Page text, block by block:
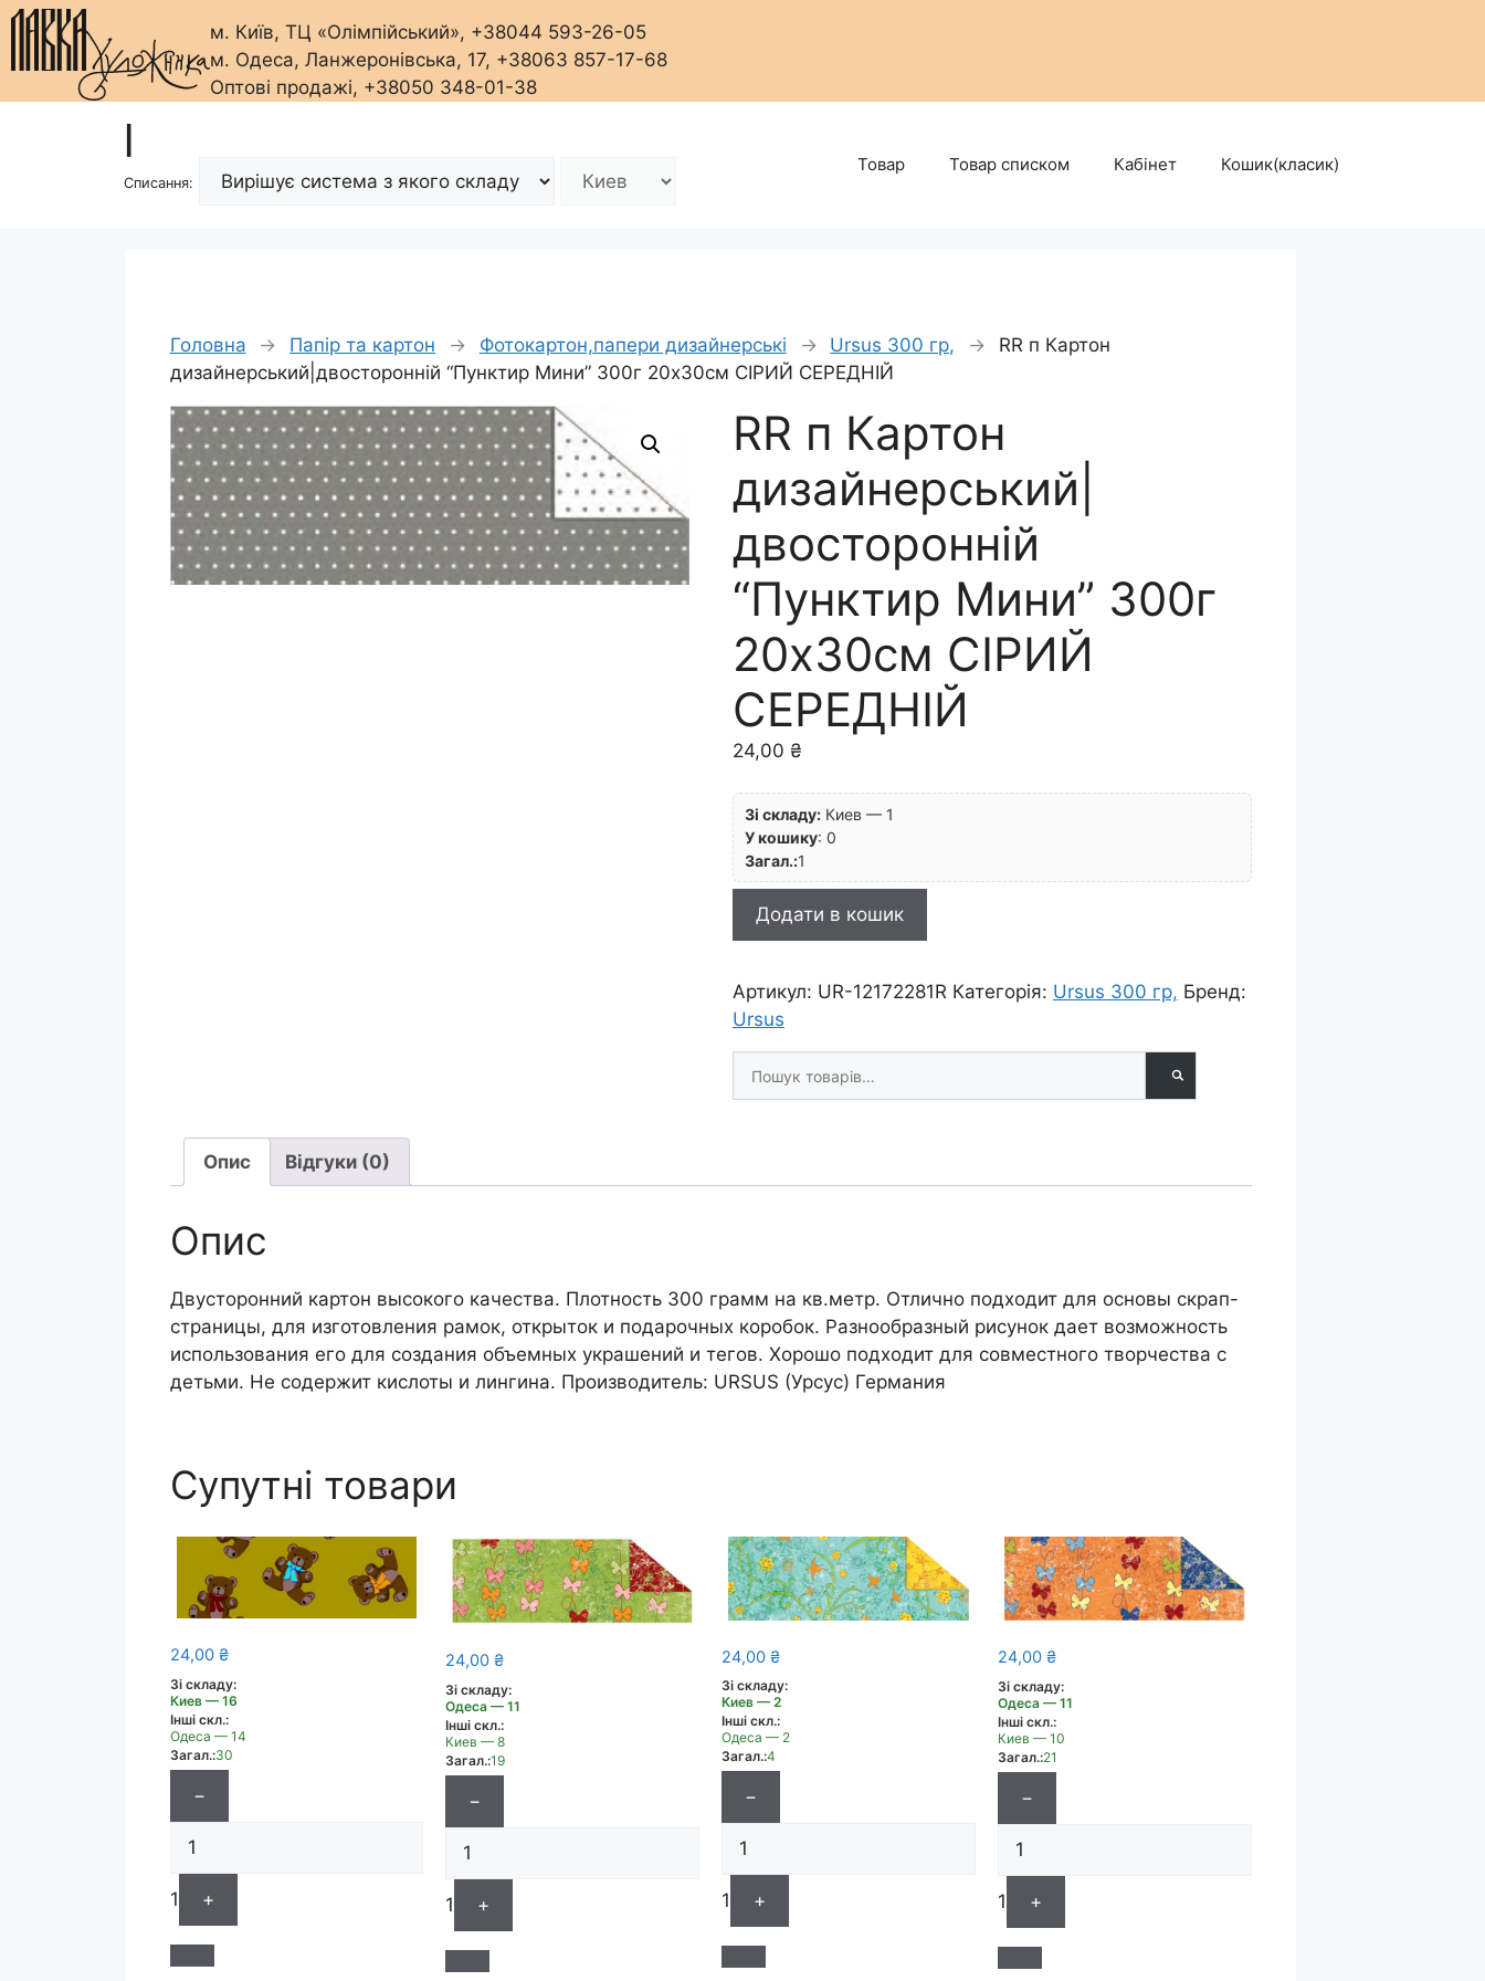
м. Київ, ТЦ «Олімпійський», +38044 593-26-05
м. Одеса, Ланжеронівська, 17, +38063 857-17-68
Оптові продажі, +38050 348-01-38
Списання:
Товар Товар списком Кабінет Кошик(класик)
Головна → Папір та картон → Фотокартон,папери дизайнерські → Ursus 300 гр, →
RR п Картон
дизайнерський|двосторонній “Пунктир Мини” 300г 20х30см СІРИЙ СЕРЕДНІЙ
RR п Картон
дизайнерський|
двосторонній
“Пунктир Мини” 300г
20х30см СІРИЙ
СЕРЕДНІЙ
24,00 ₴
Зі складу: Киев — 1
У кошику: 0
Загал.:1
дизайнерський|
двосторонній
Мини"
300г
Додати в кошик
Артикул: UR-12172281R Категорія: Ursus 300 гр, Бренд:
Ursus
Шукати
товари
Опис Відгуки (0)
Опис
Двусторонний картон высокого качества. Плотность 300 грамм на кв.метр. Отлично подходит для основы скрап-
страницы, для изготовления рамок, открыток и подарочных коробок. Разнообразный рисунок дает возможность
использования его для создания объемных украшений и тегов. Хорошо подходит для совместного творчества с
детьми. Не содержит кислоты и лингина. Производитель: URSUS (Урсус) Германия
Супутні товари
24,00 ₴
Зі складу:
Киев — 16
Інші скл.:
Одеса — 14
Загал.:30
−
1 +
24,00₴
Зі складу:
Одеса — 11
Інші скл.:
Киев — 8
Загал.:19
−
1 +
24,00₴
Зі складу:
Киев — 2
Інші скл.:
Одеса — 2
Загал.:4
−
1 +
24,00₴
Зі складу:
Одеса — 11
Інші скл.:
Киев — 10
Загал.:21
−
1 +